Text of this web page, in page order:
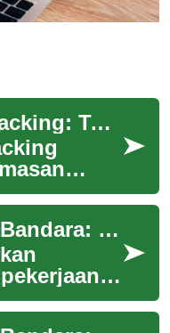
Pekerjaan Food Packing: Tugas, Keterampilan, dan Prospek Kerja
fasilitas
produk
Peluang Karier di Bandara: Jenis Pekerjaan dan Keterampilan